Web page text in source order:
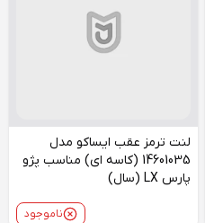
لنت ترمز عقب ایساکو مدل
14601035 (کاسه ای) مناسب پژو
پارس LX (سال)
ناموجود